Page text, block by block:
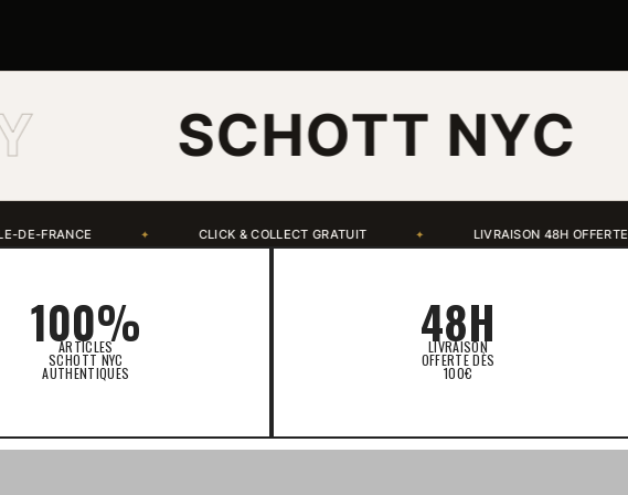
NYC
GRATUIT ✦ LIVRAISON 48H OFFERTE DÈS 100€ D'ACHAT ✦ ALMA
100%
ARTICLES
SCHOTT NYC
AUTHENTIQUES
48H
LIVRAISON
OFFERTE DÈS
100€